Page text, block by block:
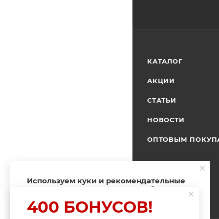
КАТАЛОГ
АКЦИИ
СТАТЬИ
НОВОСТИ
ОПТОВЫМ
Используем куки и рекомендательные
технологии для улучшения работы
Пользуясь сайтом Fishingband.ru, вы
400 БОНУСОВ!